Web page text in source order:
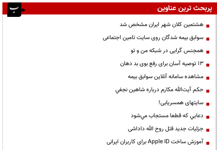
پربحث ترین عناوین
هشتمین کلان شهر ایران مشخص شد
سوابق بیمه شدگان روی سایت تامین اجتماعی
همجنس گرایی در شبکه من و تو
13 توصیه آسان برای رفع بوی بد دهان
مشاهده سامانه آنلاين سوابق بیمه
حكم آيت‌الله مكارم درباره شاهين نجفي
سایتهای همسریابی!
دعايي كه قطعا مستجاب مي‌شود
جزئیات جدید قتل روح الله داداشی
آموزش ساخت Apple ID برای کاربران ایرانی